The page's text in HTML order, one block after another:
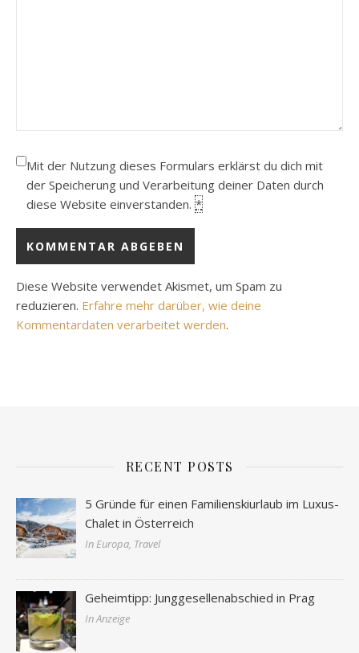
Mit der Nutzung dieses Formulars erklärst du dich mit
der Speicherung und Verarbeitung deiner Daten durch
diese Website einverstanden. *
Diese Website verwendet Akismet, um Spam zu
reduzieren. Erfahre mehr darüber, wie deine
Kommentardaten verarbeitet werden.
RECENT POSTS
5 Gründe für einen Familienskiurlaub im Luxus-
Chalet in Österreich
In Europa, Travel
Geheimtipp: Junggesellenabschied in Prag
In Anzeige